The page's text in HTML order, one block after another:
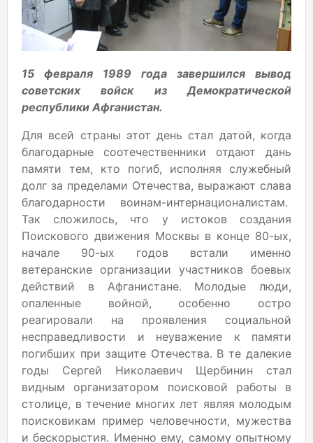
15 февраля 1989 года завершился вывод
советских войск из Демократической
республики Афганистан.
Для всей страны этот день стал датой, когда
благодарные соотечественники отдают дань
памяти тем, кто погиб, исполняя служебный
долг за пределами Отечества, выражают слава
благодарности воинам-интернационалистам.
Так сложилось, что у истоков создания
Поискового движения Москвы в конце 80-ых,
начале 90-ых годов встали именно
ветеранские организации участников боевых
действий в Афганистане. Молодые люди,
опаленные войной, особенно остро
реагировали на проявления социальной
несправедливости и неуважение к памяти
погибших при защите Отечества. В те далекие
годы Сергей Николаевич Щербинин стал
видным организатором поисковой работы в
столице, в течение многих лет являя молодым
поисковикам пример человечности, мужества
и бескорыстия. Именно ему, самому опытному